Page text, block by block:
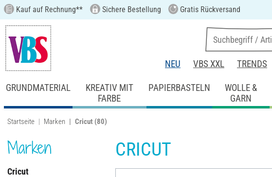
Kauf auf Rechnung** Sichere Bestellung Gratis Rückversand
NEU VBS XXL TRENDS
GRUNDMATERIAL
KREATIV MIT
FARBE
PAPIERBASTELN
WOLLE &
GARN
Startseite Marken Cricut (80)
Marken
Cricut
CRICUT